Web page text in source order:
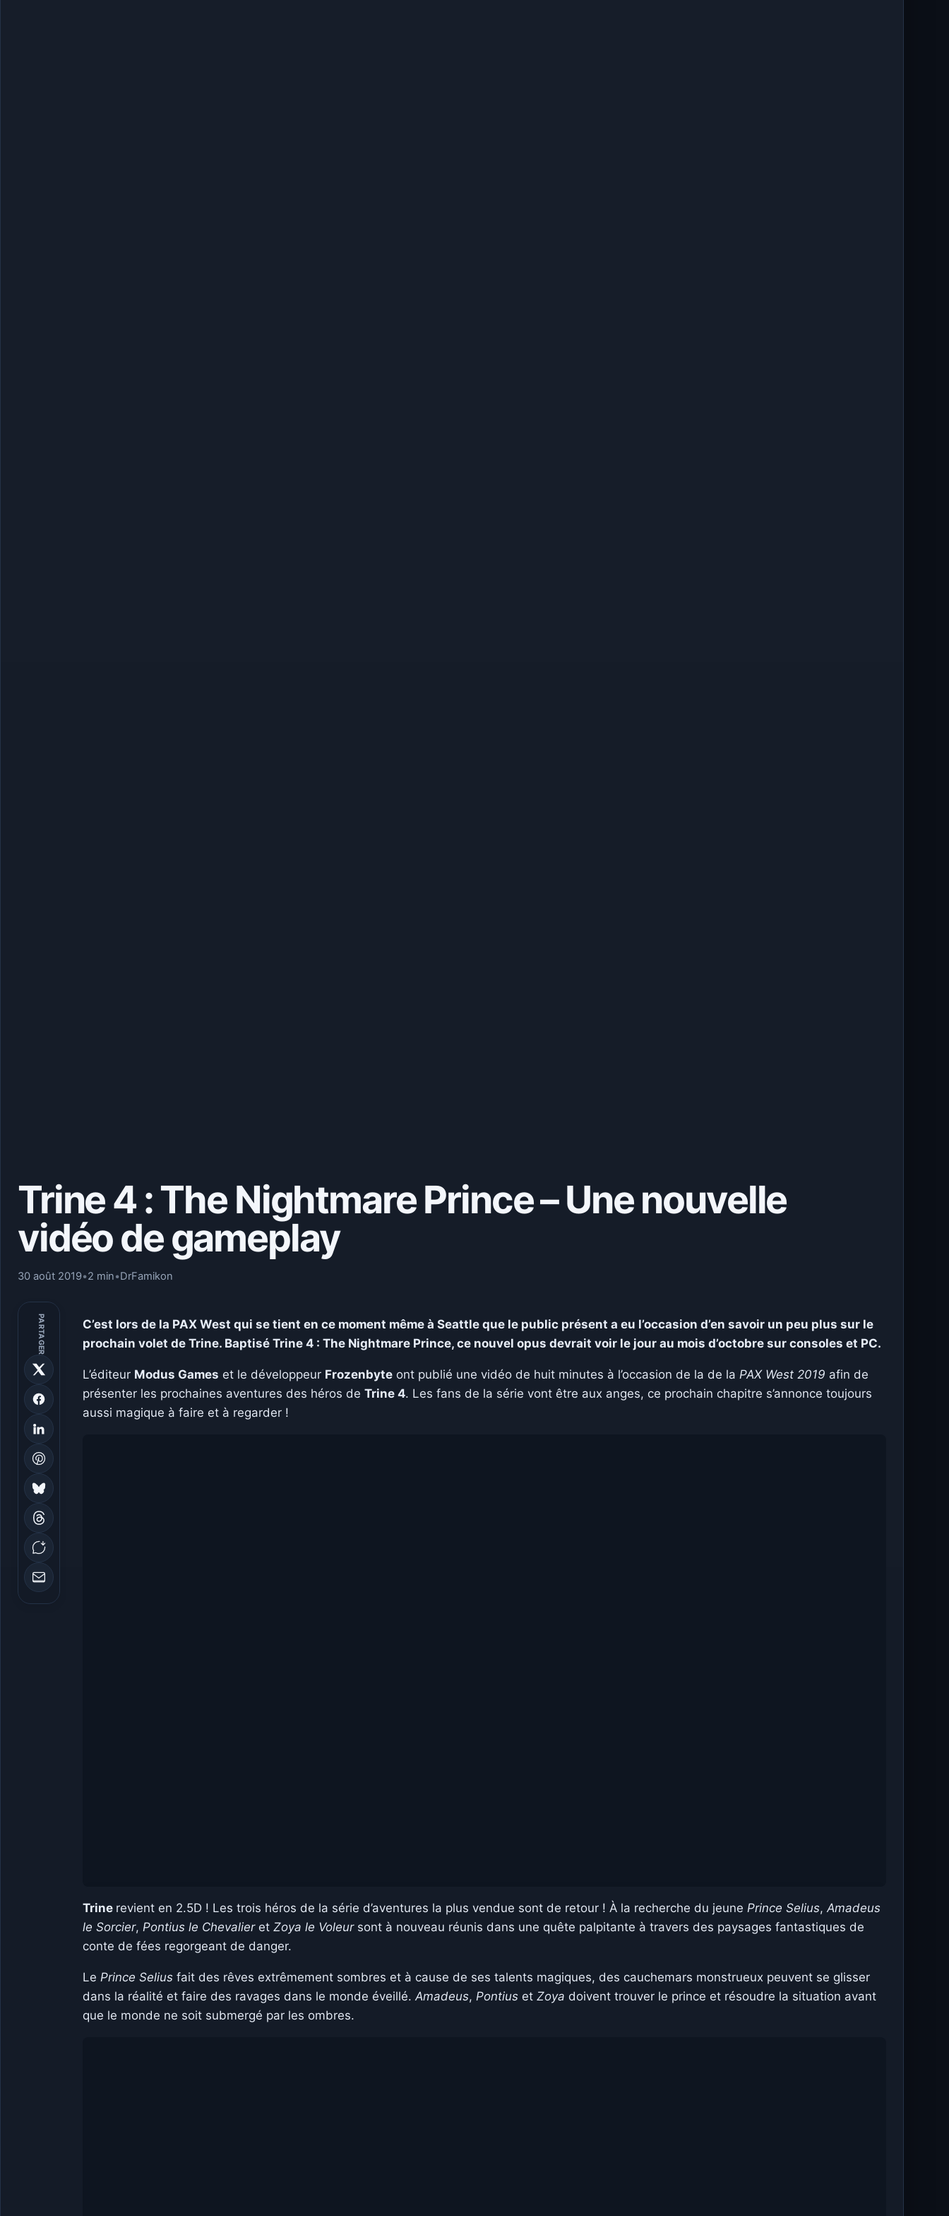
Trine 4 : The Nightmare Prince – Une nouvelle
vidéo de gameplay
30 août 2019•2 min•DrFamikon
PARTAGER
C’est lors de la PAX West qui se tient en ce moment même à Seattle que le public présent a eu l’occasion d’en savoir un peu plus sur le
prochain volet de Trine. Baptisé Trine 4 : The Nightmare Prince, ce nouvel opus devrait voir le jour au mois d’octobre sur consoles et PC.
L’éditeur Modus Games et le développeur Frozenbyte ont publié une vidéo de huit minutes à l’occasion de la de la PAX West 2019 afin de
présenter les prochaines aventures des héros de Trine 4. Les fans de la série vont être aux anges, ce prochain chapitre s’annonce toujours
aussi magique à faire et à regarder !
Trine revient en 2.5D ! Les trois héros de la série d’aventures la plus vendue sont de retour ! À la recherche du jeune Prince Selius, Amadeus
le Sorcier, Pontius le Chevalieret Zoya le Voleursont à nouveau réunis dans une quête palpitante à travers des paysages fantastiques de
conte de fées regorgeant de danger.
Le Prince Selius fait des rêves extrêmement sombres et à cause de ses talents magiques, des cauchemars monstrueux peuvent se glisser
dans la réalité et faire des ravages dans le monde éveillé. Amadeus, Pontius et Zoya doivent trouver le prince et résoudre la situation avant
que le monde ne soit submergé par les ombres.